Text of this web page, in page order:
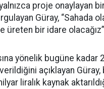
proje onaylayan
Güray, “Sahada
üreten bir idare
yönelik bugüne kadar
açıklayan
liralık kaynak